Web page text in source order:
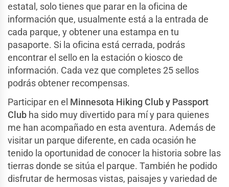
estatal, solo tienes que parar en la oficina de
información que, usualmente está a la entrada de
cada parque, y obtener una estampa en tu
pasaporte. Si la oficina está cerrada, podrás
encontrar el sello en la estación o kiosco de
información. Cada vez que completes 25 sellos
podrás obtener recompensas.
Participar en el Minnesota Hiking Club y Passport
Club ha sido muy divertido para mí y para quienes
me han acompañado en esta aventura. Además de
visitar un parque diferente, en cada ocasión he
tenido la oportunidad de conocer la historia sobre las
tierras donde se sitúa el parque. También he podido
disfrutar de hermosas vistas, paisajes y variedad de